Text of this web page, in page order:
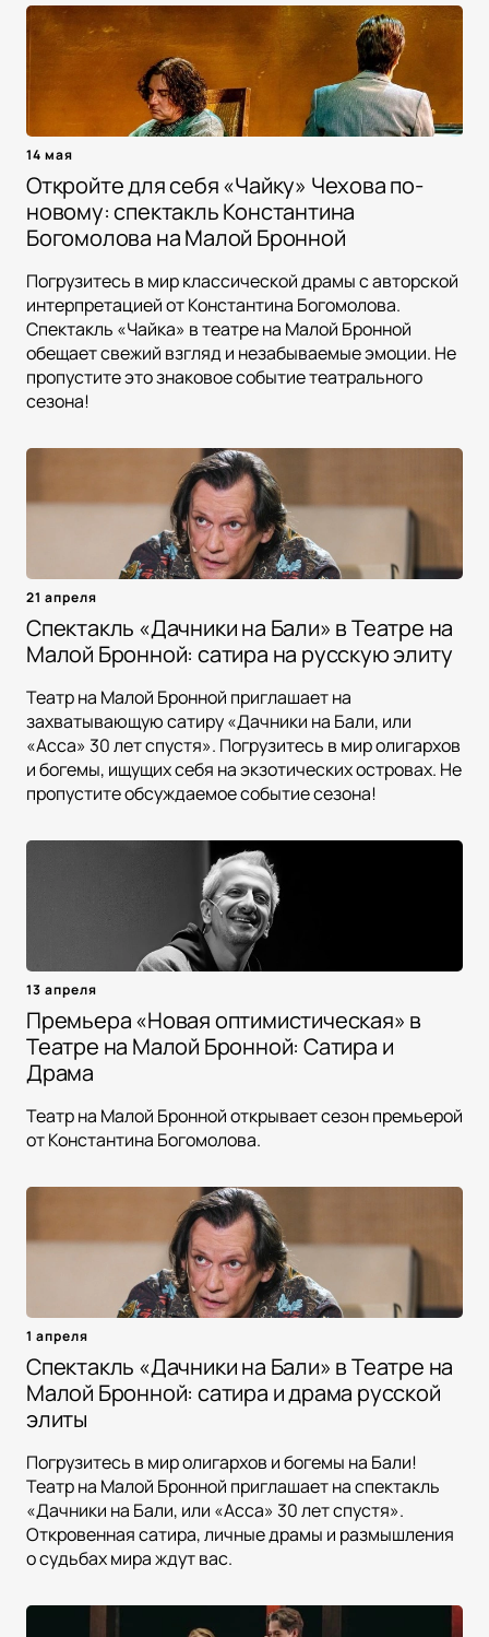
14 мая
Откройте для себя «Чайку» Чехова по-
новому: спектакль Константина
Богомолова на Малой Бронной
Погрузитесь в мир классической драмы с авторской
интерпретацией от Константина Богомолова.
Спектакль «Чайка» в театре на Малой Бронной
обещает свежий взгляд и незабываемые эмоции. Не
пропустите это знаковое событие театрального
сезона!
21 апреля
Спектакль «Дачники на Бали» в Театре на
Малой Бронной: сатира на русскую элиту
Театр на Малой Бронной приглашает на
захватывающую сатиру «Дачники на Бали, или
«Асса» 30 лет спустя». Погрузитесь в мир олигархов
и богемы, ищущих себя на экзотических островах. Не
пропустите обсуждаемое событие сезона!
13 апреля
Премьера «Новая оптимистическая» в
Театре на Малой Бронной: Сатира и
Драма
Театр на Малой Бронной открывает сезон премьерой
от Константина Богомолова.
1 апреля
Спектакль «Дачники на Бали» в Театре на
Малой Бронной: сатира и драма русской
элиты
Погрузитесь в мир олигархов и богемы на Бали!
Театр на Малой Бронной приглашает на спектакль
«Дачники на Бали, или «Асса» 30 лет спустя».
Откровенная сатира, личные драмы и размышления
о судьбах мира ждут вас.